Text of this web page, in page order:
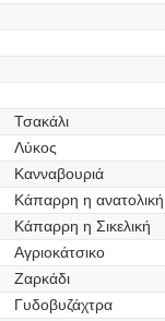
Τσακάλι
Λύκος
Κανναβουριά
Κάπαρρη η ανατολική
Κάπαρρη η Σικελική
Αγριοκάτσικο
Ζαρκάδι
Γυδοβυζάχτρα